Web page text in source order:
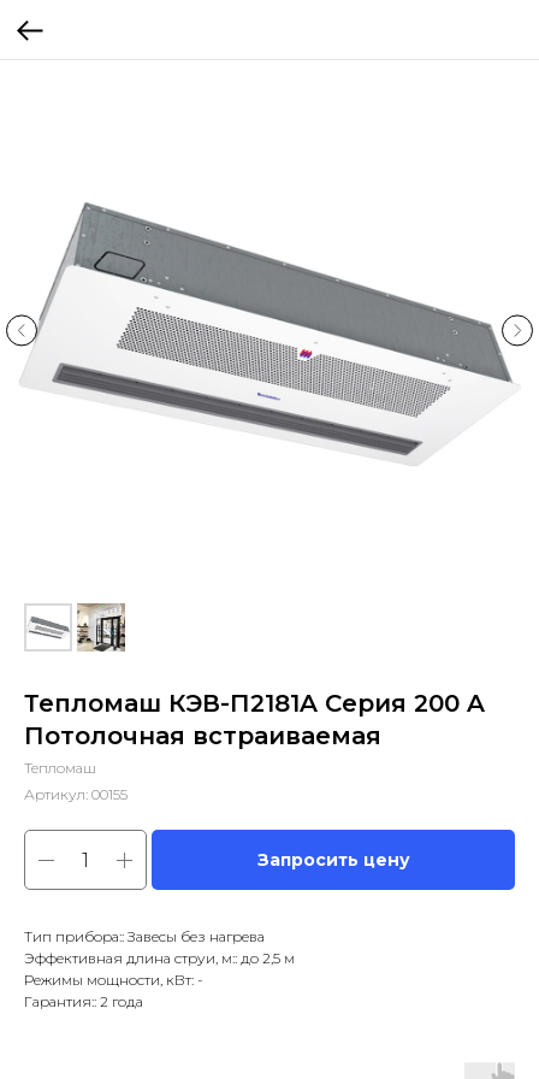
Тепломаш КЭВ-П2181A Серия 200 A
Потолочная встраиваемая
Тепломаш
Артикул: 00155
Запросить цену
Тип прибора:: Завесы без нагрева
Эффективная длина струи, м:: до 2,5 м
Режимы мощности, кВт: -
Гарантия:: 2 года